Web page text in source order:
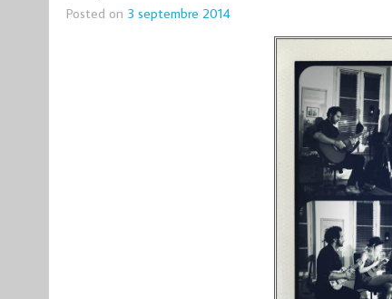
Posted on 3 septembre 2014